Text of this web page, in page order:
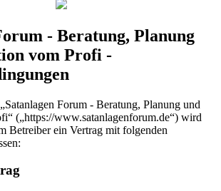
- Beratung, Planung
vom Profi -
Forum - Beratung, Planung und
(„https://www.satanlagenforum.de“) wird
Betreiber ein Vertrag mit folgenden